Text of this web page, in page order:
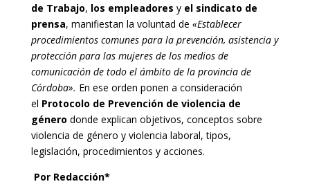
de Trabajo, los empleadores y el sindicato de
prensa, manifiestan la voluntad de «Establecer
procedimientos comunes para la prevención, asistencia y
protección para las mujeres de los medios de
comunicación de todo el ámbito de la provincia de
Córdoba». En ese orden ponen a consideración
el Protocolo de Prevención de violencia de
género donde explican objetivos, conceptos sobre
violencia de género y violencia laboral, tipos,
legislación, procedimientos y acciones.
Por Redacción*